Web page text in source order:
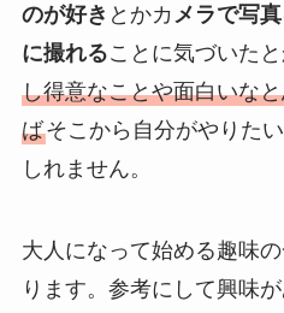
のが好き とかカ メラで写
に撮れることに気づいたと
し得意なことや面白いな
ばそこから自分がやりた
しれません。
大人になって始める趣味
ります。参考にして興味